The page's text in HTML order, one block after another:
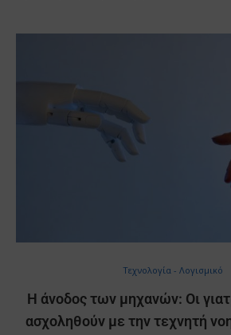
Τεχνολογία - Λογισμικό
Η άνοδος των μηχανών: Οι
ασχοληθούν με την τεχνητή